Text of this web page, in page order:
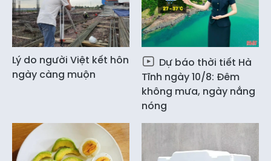
Lý do người Việt kết hôn
ngày càng muộn
Dự báo thời tiết Hà
Tĩnh ngày 10/8: Đêm
không mưa, ngày nắng
nóng